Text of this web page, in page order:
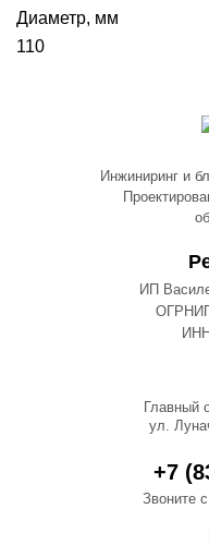
Диаметр, мм
110
Инжиниринг и
ИП
ОГРНИП
Главный
ул.
+7
Звоните